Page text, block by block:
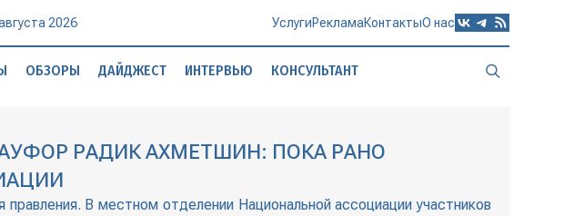
2026 УслугиРекламаКонтактыО нас
ОБЗОРЫ ДАЙДЖЕСТ ИНТЕРВЬЮ КОНСУЛЬТАНТ
РАДИК АХМЕТШИН: ПОКА РАНО
В местном отделении Национальной ассоциации участников